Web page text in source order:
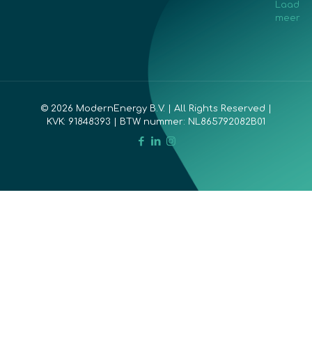
Laad
meer
© 2026 ModernEnergy B.V. | All Rights Reserved |
KVK: 91848393 | BTW nummer: NL865792082B01